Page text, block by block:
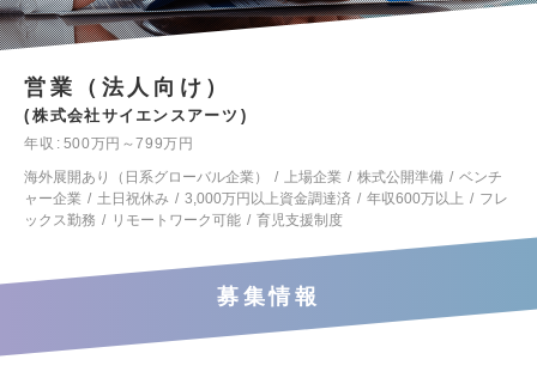
営業（法人向け）
株式会社サイエンスアーツ
年収
500万円～799万円
海外展開あり（日系グローバル企業）
上場企業 株式公開準備
ベンチ
ャー企業
土日祝休み 3,000万円以上資金調達済 年収600万以上
フレ
ックス勤務
リモートワーク可能 育児支援制度
募集情報